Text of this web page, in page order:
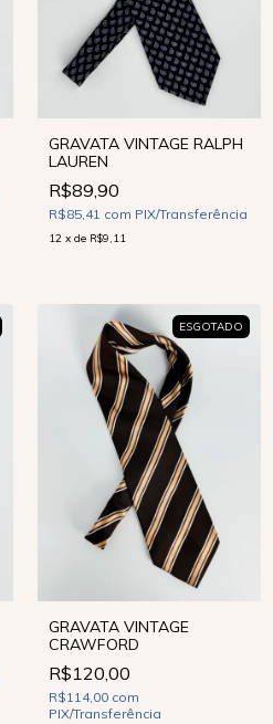
GRAVATA VINTAGE RALPH
LAUREN
R$89,90
R$85,41 com PIX/Transferência
12 x de R$9,11
ESGOTADO
GRAVATA VINTAGE
CRAWFORD
R$120,00
R$114,00 com
PIX/Transferência